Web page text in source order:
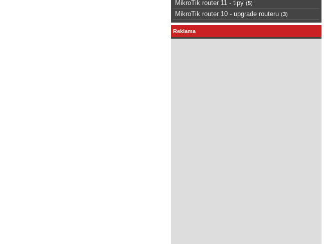
MikroTik router 11 - tipy (5)
MikroTik router 10 - upgrade routeru (3)
Reklama